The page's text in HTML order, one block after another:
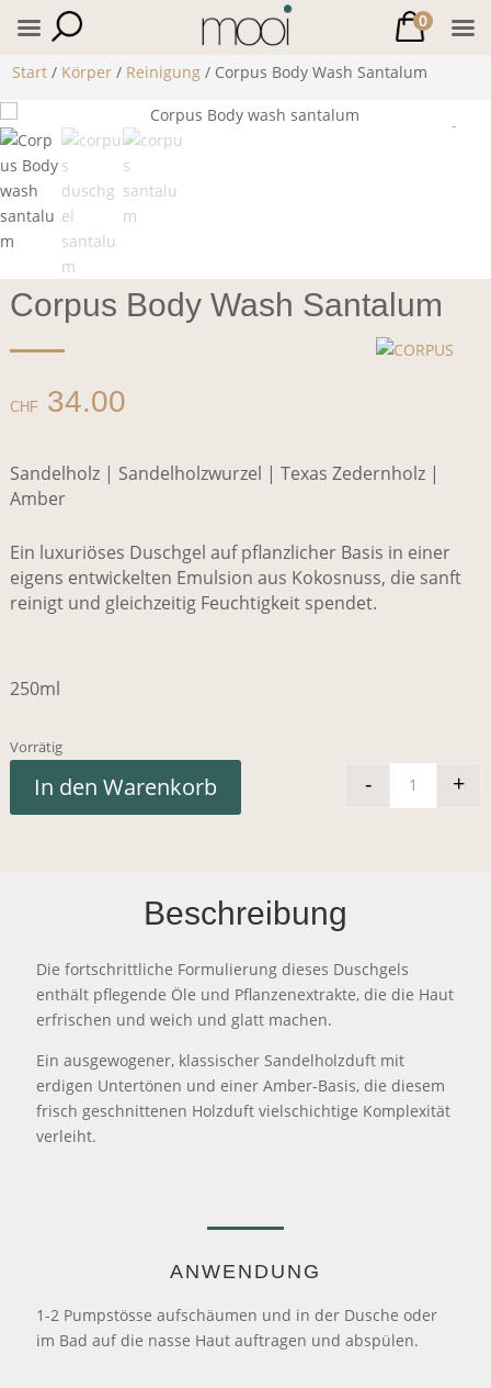
Start / Körper / Reinigung / Corpus Body Wash Santalum
Corpus Body Wash Santalum
CHF34.00
Sandelholz | Sandelholzwurzel | Texas Zedernholz |
Amber
Ein luxuriöses Duschgel auf pflanzlicher Basis in einer
eigens entwickelten Emulsion aus Kokosnuss, die sanft
reinigt und gleichzeitig Feuchtigkeit spendet.
250ml
Vorrätig
Corpus
- +
In den Warenkorb
Beschreibung
Die fortschrittliche Formulierung dieses Duschgels
enthält pflegende Öle und Pflanzenextrakte, die die Haut
erfrischen und weich und glatt machen.
Ein ausgewogener, klassischer Sandelholzduft mit
erdigen Untertönen und einer Amber-Basis, die diesem
frisch geschnittenen Holzduft vielschichtige Komplexität
verleiht.
ANWENDUNG
1-2 Pumpstösse aufschäumen und in der Dusche oder
im Bad auf die nasse Haut auftragen und abspülen.
0